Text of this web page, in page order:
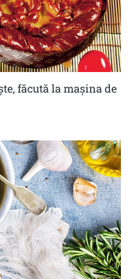
făcută la mașina de